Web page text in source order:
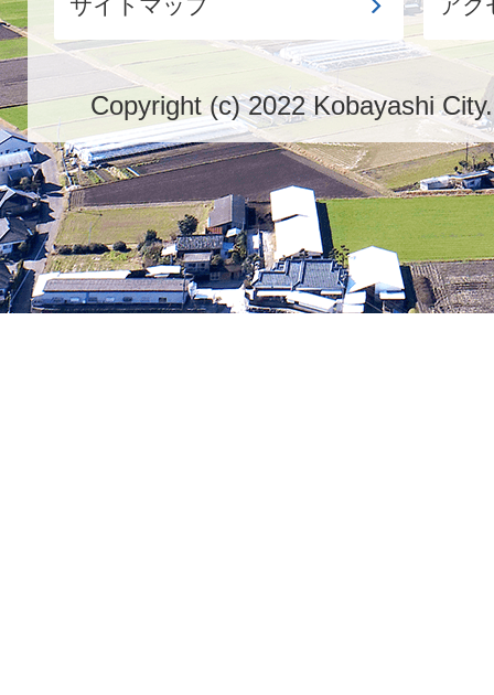
サイトマップ アク
Copyright (c) 2022 Kobayashi